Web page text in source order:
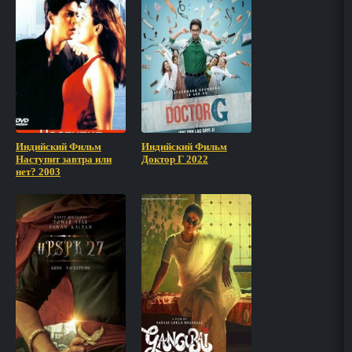
Индийский Фильм
Наступит завтра или
нет? 2003
Индийский Фильм
Доктор Г 2022